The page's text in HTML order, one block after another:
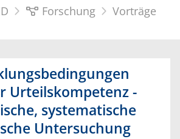
Forschung Vorträge
Urteilskompetenz -
systematische
Untersuchung